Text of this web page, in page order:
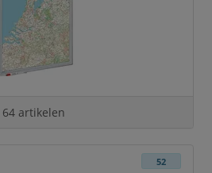
64 artikelen
52